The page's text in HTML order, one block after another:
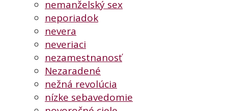
nemanželský sex
neporiadok
nevera
neveriaci
nezamestnanosť
Nezaradené
nežná revolúcia
nízke sebavedomie